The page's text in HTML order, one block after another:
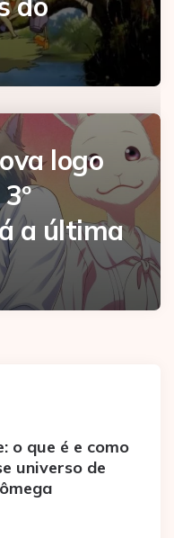
logo
a última
o que é e como
universo de